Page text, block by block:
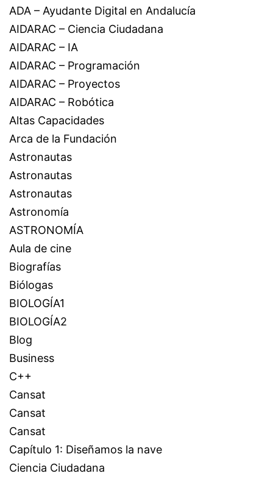
ADA – Ayudante Digital en Andalucía
AIDARAC – Ciencia Ciudadana
AIDARAC – IA
AIDARAC – Programación
AIDARAC – Proyectos
AIDARAC – Robótica
Altas Capacidades
Arca de la Fundación
Astronautas
Astronautas
Astronautas
Astronomía
ASTRONOMÍA
Aula de cine
Biografías
Biólogas
BIOLOGÍA1
BIOLOGÍA2
Blog
Business
C++
Cansat
Cansat
Cansat
Capítulo 1: Diseñamos la nave
Ciencia Ciudadana